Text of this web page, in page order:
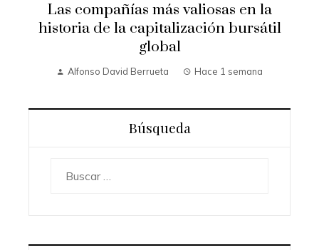
Las compañías más valiosas en la
historia de la capitalización bursátil
global
Alfonso David Berrueta Hace 1 semana
Búsqueda